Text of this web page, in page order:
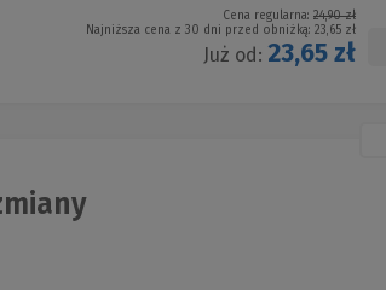
Cena regularna: 24,90 zł
Najniższa cena z 30 dni przed obniżką: 23,65 zł
Już od: 23,65 zł